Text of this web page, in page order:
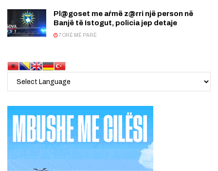
Pl@goset me aŕmë z@rri një person në
Banjë të Istogut, policia jep detaje
7 ORË MË PARË